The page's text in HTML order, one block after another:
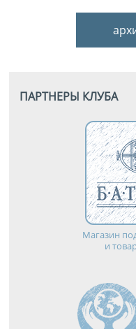
ПАРТНЕРЫ КЛУБА
Магазин
и